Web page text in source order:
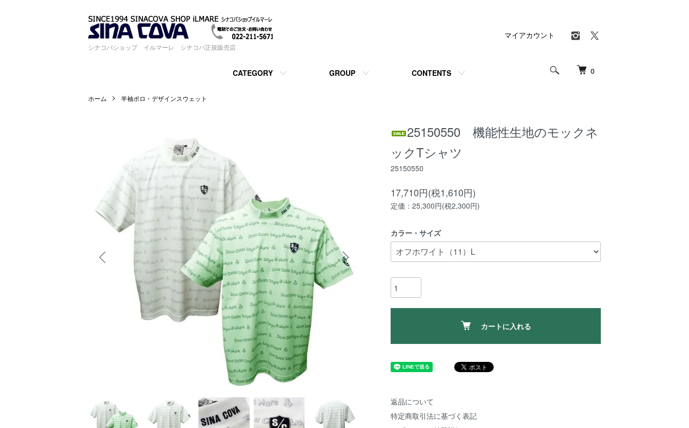
シナコバショップ イルマーレ シナコバ正規販売店
0
CATEGORY GROUP CONTENTS
マイアカウント
ホーム 半袖ポロ・デザインスウェット
25150550 機能性生地のモックネ
ックTシャツ
25150550
17,710円(税1,610円)
定価：25,300円(税2,300円)
カラー・サイズ
カートに入れる
返品について
特定商取引法に基づく表記